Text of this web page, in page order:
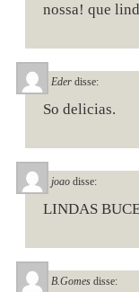
nossa! que
Eder disse:
So delicias.
joao disse:
LINDAS
B.Gomes disse: